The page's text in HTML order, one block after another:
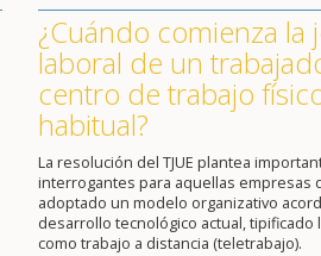
¿Cuándo comienza la
laboral de un
centro de trabajo
habitual?
La resolución del TJUE plantea
interrogantes para aquellas empresas
adoptado un modelo organizativo
desarrollo tecnológico actual, tipificado
como trabajo a distancia (teletrabajo).